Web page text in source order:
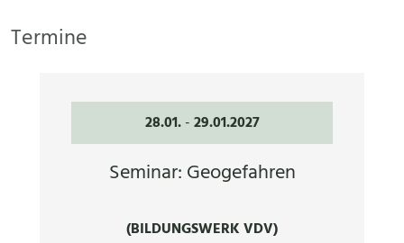
Termine
28.01. -29.01.2027
Seminar: Geogefahren
(BILDUNGSWERK VDV)